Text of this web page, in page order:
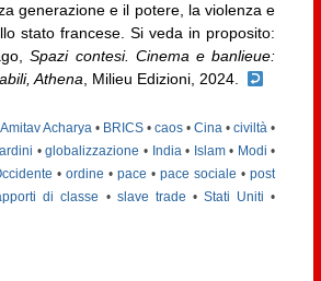
generazione e il potere, la violenza e
stato francese. Si veda in proposito:
Spazi contesi. Cinema e banlieue:
Athena, Milieu Edizioni, 2024.
Amitav Acharya • BRICS •caos •Cina •civiltà •
•globalizzazione • India• Islam• Modi •
• ordine •pace •pace sociale •post
di classe • slave trade •Stati Uniti •